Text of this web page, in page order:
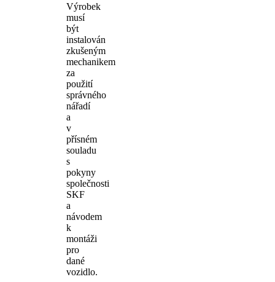
Výrobek
musí
být
instalován
zkušeným
mechanikem
za
použití
správného
nářadí
a
v
přísném
souladu
s
pokyny
společnosti
SKF
a
návodem
k
montáži
pro
dané
vozidlo.